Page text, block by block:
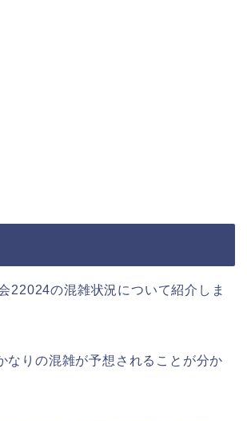
22024の混雑状況について紹介しま
なりの混雑が予想されることが分か